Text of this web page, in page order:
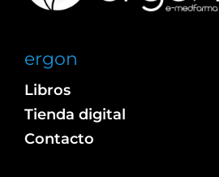
ergon
Libros
Tienda digital
Contacto